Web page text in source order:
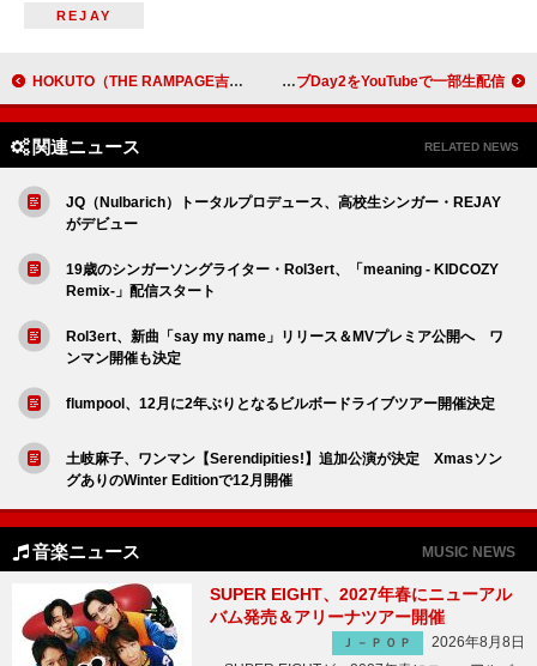
REJAY
HOKUTO（THE RAMPAGE吉野北人）、新曲「ふたりでいようか」MVは“鹿とふたりで過ごす物語” 羊文学、チケット即完となった10/10開催の武道館ライブDay2をYouTubeで一部生配信
関連ニュース RELATED NEWS
JQ（Nulbarich）トータルプロデュース、高校生シンガー・REJAY
がデビュー
19歳のシンガーソングライター・Rol3ert、「meaning - KIDCOZY
Remix-」配信スタート
Rol3ert、新曲「say my name」リリース＆MVプレミア公開へ ワ
ンマン開催も決定
flumpool、12月に2年ぶりとなるビルボードライブツアー開催決定
土岐麻子、ワンマン【Serendipities!】追加公演が決定 Xmasソン
グありのWinter Editionで12月開催
音楽ニュース MUSIC NEWS
SUPER EIGHT、2027年春にニューアル
バム発売＆アリーナツアー開催
Ｊ－ＰＯＰ
2026年8月8日